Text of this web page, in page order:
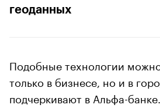
геоданных
Подобные технологии
только в бизнесе, но и в
подчеркивают в Альфа-